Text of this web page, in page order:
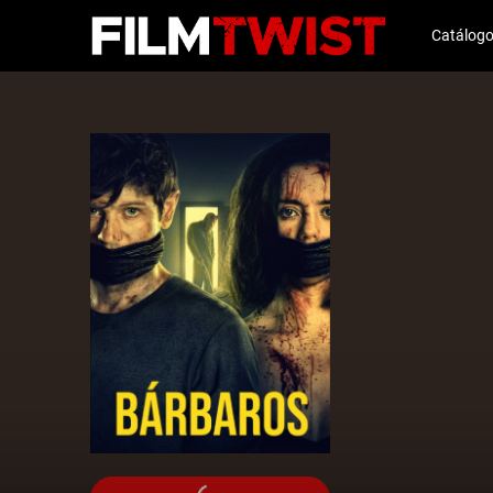
Catálogo